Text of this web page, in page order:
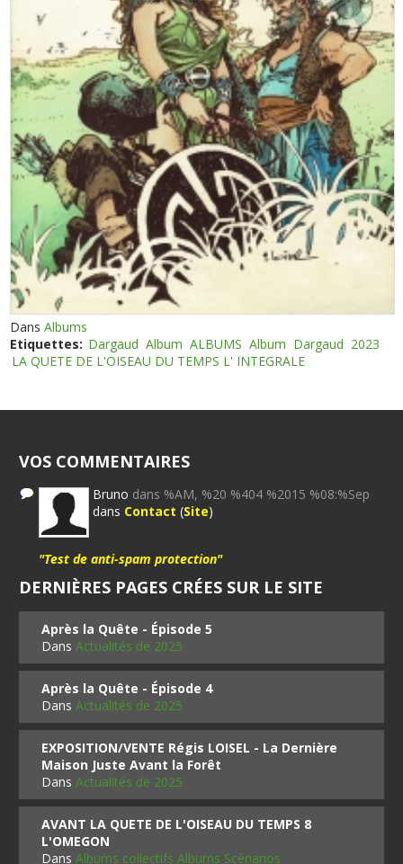
DansAlbums
Etiquettes: Dargaud Album ALBUMS Album Dargaud 2023
LA QUETE DE L'OISEAU DU TEMPS L' INTEGRALE
VOS COMMENTAIRES
Bruno dans %AM, %20 %404 %2015 %08:%Sep
dans Contact (Site)
"Test de anti-spam protection"
DERNIÈRES PAGES CRÉES SUR LE SITE
Après la Quête - Épisode 5
DansActualités de 2025
Après la Quête - Épisode 4
DansActualités de 2025
EXPOSITION/VENTE Régis LOISEL - La Dernière
Maison Juste Avant la Forêt
DansActualités de 2025
AVANT LA QUETE DE L'OISEAU DU TEMPS 8
L'OMEGON
DansAlbums collectifs Albums Scénarios